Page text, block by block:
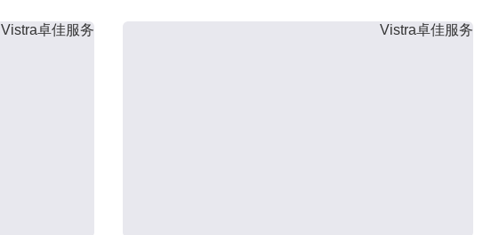
Vistra卓佳服务 Vistra卓佳服务